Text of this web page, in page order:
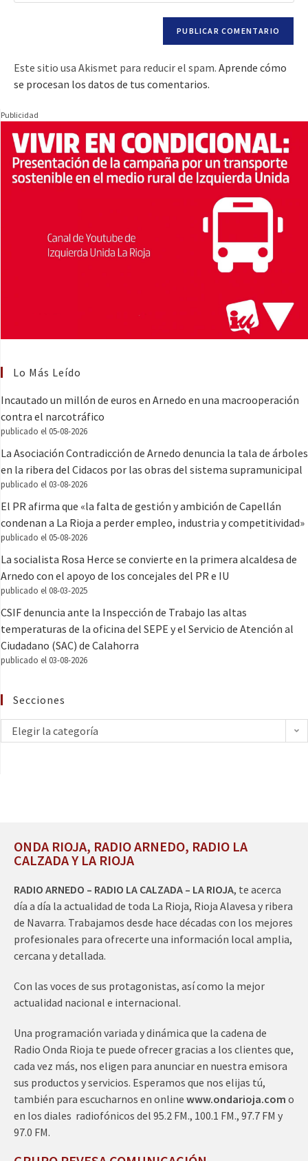
Este sitio usa Akismet para reducir el spam. Aprende cómo
se procesan los datos de tus comentarios.
Publicidad
Lo Más Leído
Incautado un millón de euros en Arnedo en una macrooperación
contra el narcotráfico
publicado el 05-08-2026
La Asociación Contradicción de Arnedo denuncia la tala de árboles
en la ribera del Cidacos por las obras del sistema supramunicipal
publicado el 03-08-2026
El PR afirma que «la falta de gestión y ambición de Capellán
condenan a La Rioja a perder empleo, industria y competitividad»
publicado el 05-08-2026
La socialista Rosa Herce se convierte en la primera alcaldesa de
Arnedo con el apoyo de los concejales del PR e IU
publicado el 08-03-2025
CSIF denuncia ante la Inspección de Trabajo las altas
temperaturas de la oficina del SEPE y el Servicio de Atención al
Ciudadano (SAC) de Calahorra
publicado el 03-08-2026
Secciones
Elegir la categoría
ONDA RIOJA, RADIO ARNEDO, RADIO LA
CALZADA Y LA RIOJA
RADIO ARNEDO – RADIO LA CALZADA – LA RIOJA, te acerca
día a día la actualidad de toda La Rioja, Rioja Alavesa y ribera
de Navarra. Trabajamos desde hace décadas con los mejores
profesionales para ofrecerte una información local amplia,
cercana y detallada.
Con las voces de sus protagonistas, así como la mejor
actualidad nacional e internacional.
Una programación variada y dinámica que la cadena de
Radio Onda Rioja te puede ofrecer gracias a los clientes que,
cada vez más, nos eligen para anunciar en nuestra emisora
sus productos y servicios. Esperamos que nos elijas tú,
también para escucharnos en online www.ondarioja.com o
en los diales radiofónicos del 95.2 FM., 100.1 FM., 97.7 FM y
97.0 FM.